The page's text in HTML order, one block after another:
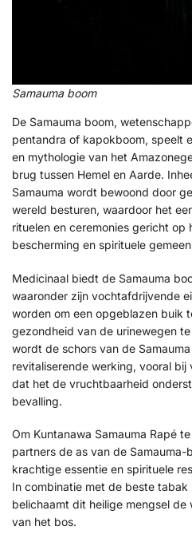
Samauma boom
De Samauma boom,
pentandra of kapokboom, speelt
en mythologie van het
brug tussen Hemel en Aarde.
Samauma wordt bewoond door
wereld besturen, waardoor het
rituelen en ceremonies gericht op
bescherming en spirituele
Medicinaal biedt de Samauma
waaronder zijn vochtafdrijvende
worden om een opgeblazen buik
gezondheid van de urinewegen
wordt de schors van de
revitaliserende werking, vooral bij
dat het de vruchtbaarheid
bevalling.
Om Kuntanawa Samauma Rapé
partners de as van de
krachtige essentie en spirituele
In combinatie met de beste
belichaamt dit heilige mengsel de
van het bos.